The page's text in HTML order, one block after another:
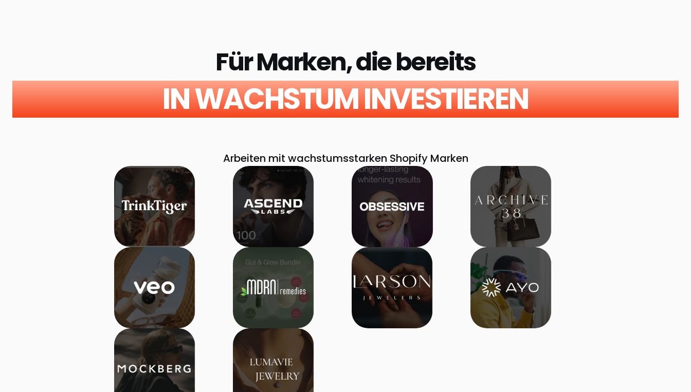
Für Marken, die bereits
IN WACHSTUM INVESTIEREN
Arbeiten mit wachstumsstarken Shopify Marken